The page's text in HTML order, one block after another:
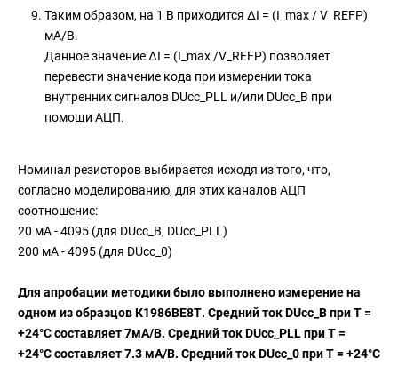
Таким образом, на 1 В приходится ΔI = (I_max / V_REFP)
мА/В.
Данное значение ΔI = (I_max /V_REFP) позволяет
перевести значение кода при измерении тока
внутренних сигналов DUcc_PLL и/или DUcc_B при
помощи АЦП.
Номинал резисторов выбирается исходя из того, что,
согласно моделированию, для этих каналов АЦП
соотношение:
20 мА - 4095 (для DUcc_B, DUcc_PLL)
200 мА - 4095 (для DUcc_0)
Для апробации методики было выполнено измерение на
одном из образцов К1986ВЕ8Т. Средний ток DUcc_B при T =
+24°C составляет 7мА/В. Средний ток DUcc_PLL при T =
+24°C составляет 7.3 мА/В. Средний ток DUcc_0 при T = +24°C